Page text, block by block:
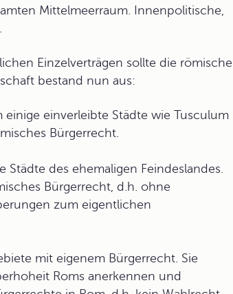
Mittelmeerraum. Innenpolitische,
Einzelverträgen sollte die römische
bestand nun aus:
einige einverleibte Städte wie Tusculum
Bürgerrecht.
des ehemaligen Feindeslandes.
Bürgerrecht, d.h. ohne
zum eigentlichen
mit eigenem Bürgerrecht. Sie
Roms anerkennen und